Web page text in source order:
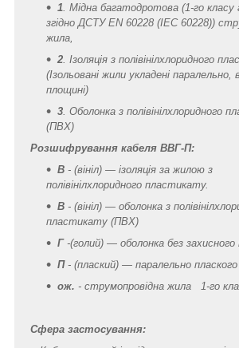
1. Мідна багатодротова (1-го класу
згідно ДСТУ EN 60228 (IEC 60228))
жила,
2. Ізоляція з полівінілхлоридного
(Ізольовані жили укладені паралельно,
площині)
3. Оболонка з полівінілхлоридного
(ПВХ)
Розшифрування кабеля ВВГ-П:
В - (вініл) — ізоляція за жилою з
полівінілхлоридного пластикату.
В - (вініл) — оболонка з
пластикату (ПВХ)
Г-(голий) — оболонка без захисного
П- (плаский) — паралельно плаского
ож. - струмопровідна жила 1-го
Сфера застосування: